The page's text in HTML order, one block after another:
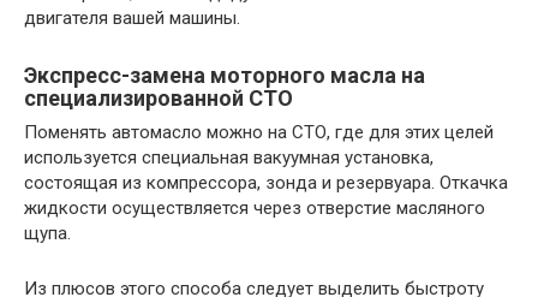
двигателя вашей машины.
Экспресс-замена моторного масла на
специализированной СТО
Поменять автомасло можно на СТО, где для этих целей
используется специальная вакуумная установка,
состоящая из компрессора, зонда и резервуара. Откачка
жидкости осуществляется через отверстие масляного
щупа.
Из плюсов этого способа следует выделить быстроту